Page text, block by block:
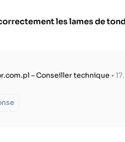
les lames de
– Conseiller technique •